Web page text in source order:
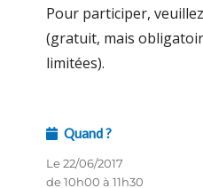
Pour participer,
(gratuit, mais
limitées).
Quand ?
Le 22/06/2017
de 10h00 à 11h30